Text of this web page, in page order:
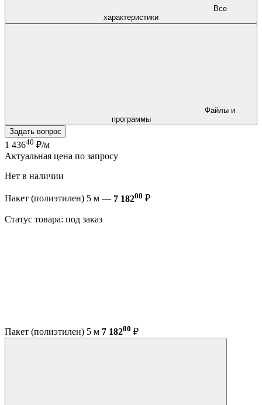
характеристики
программы
Задать вопрос
1 43640 ₽/м
Актуальная цена по запросу
Нет в наличии
Пакет (полиэтилен) 5 м — 7 18200 ₽
Статус товара: под заказ
Пакет (полиэтилен) 5 м 7 18200 ₽